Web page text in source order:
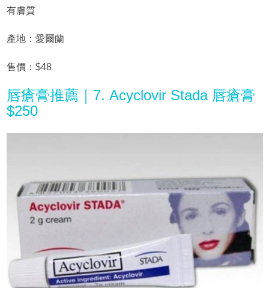
有膚質
產地：愛爾蘭
售價：$48
唇瘡膏推薦｜7. Acyclovir Stada 唇瘡膏
$250